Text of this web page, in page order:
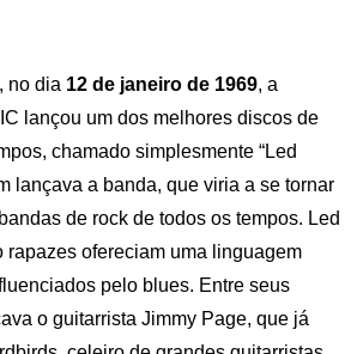
, no dia 12 de janeiro de 1969, a
lançou um dos melhores discos de
chamado simplesmente “Led
lançava a banda, que viria a se tornar
de rock de todos os tempos. Led
rapazes ofereciam uma linguagem
pelo blues. Entre seus
o guitarrista Jimmy Page, que já